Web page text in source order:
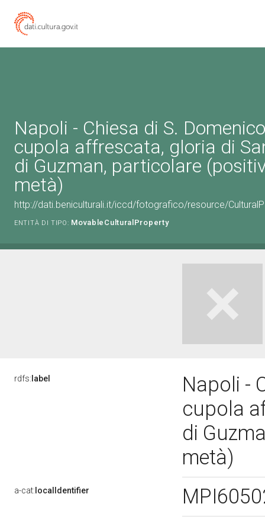
Napoli - Chiesa di S.
cupola affrescata, gloria di
di Guzman, particolare
metà)
http://dati.beniculturali.it/iccd/fotografico/resource/
ENTITÀ DI TIPO: MovableCulturalProperty
rdfs: label
Napoli -
cupola
di
metà)
a-cat: localIdentifier